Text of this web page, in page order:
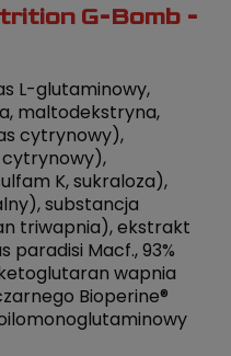
G-Bomb -
L-glutaminowy,
maltodekstryna,
cytrynowy),
K, sukraloza),
substancja
triwapnia), ekstrakt
Macf., 93%
wapnia
Bioperine®